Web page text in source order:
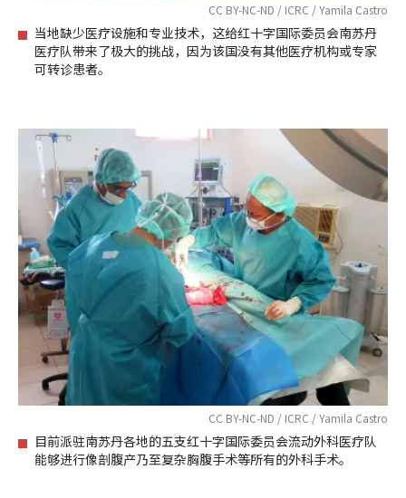
CC BY-NC-ND / ICRC / Yamila Castro
当地缺少医疗设施和专业技术，这给红十字国际委员会南苏丹
医疗队带来了极大的挑战，因为该国没有其他医疗机构或专家
可转诊患者。
CC BY-NC-ND / ICRC / Yamila Castro
目前派驻南苏丹各地的五支红十字国际委员会流动外科医疗队
能够进行像剖腹产乃至复杂胸腹手术等所有的外科手术。